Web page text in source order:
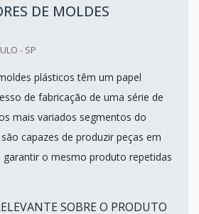
DE MOLDES
- SP
plásticos têm um papel
de fabricação de uma série de
mais variados segmentos do
capazes de produzir peças em
garantir o mesmo produto repetidas
SOBRE O PRODUTO